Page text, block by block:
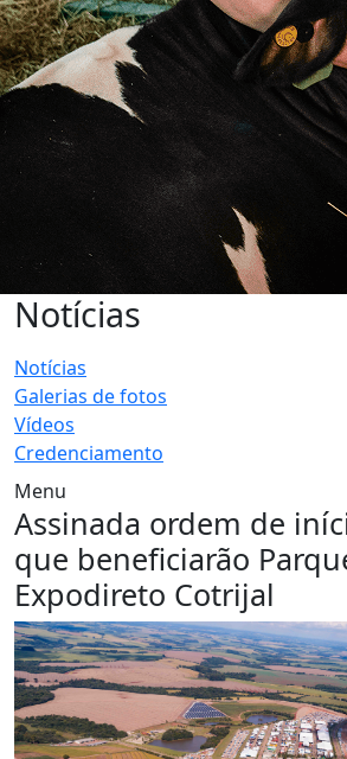
Notícias
Notícias
Galerias de fotos
Vídeos
Credenciamento
Menu
Assinada ordem de
que beneficiarão
Expodireto Cotrijal